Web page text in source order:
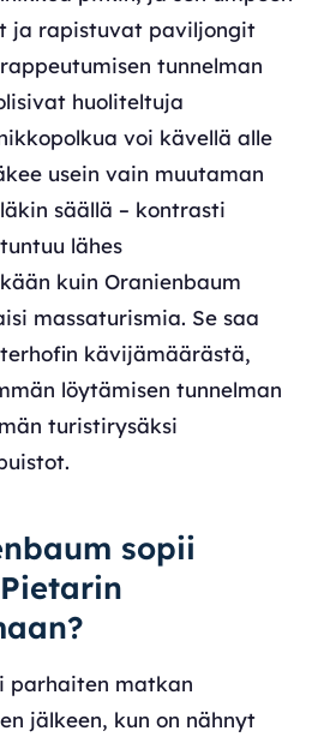
ja rapistuvat paviljongit
tunnelman
huoliteltuja
voi kävellä alle
usein vain muutaman
säällä – kontrasti
lähes
kuin Oranienbaum
massaturismia. Se saa
kävijämäärästä,
löytämisen tunnelman
turistirysäksi
sopii
parhaiten matkan
jälkeen, kun on nähnyt